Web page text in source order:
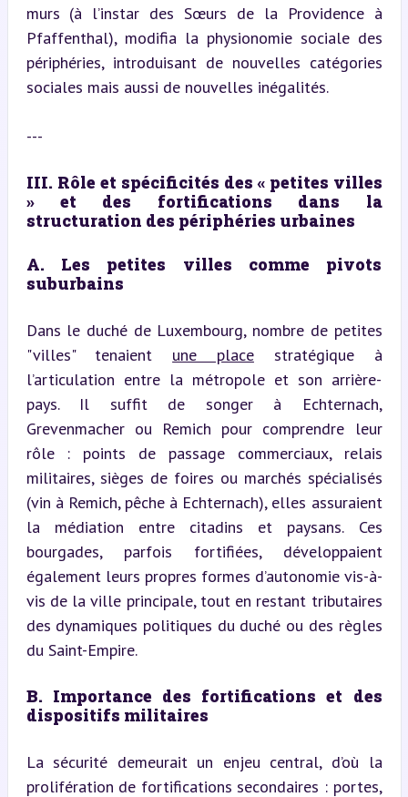
murs (à l’instar des Sœurs de la Providence à
Pfaffenthal), modifia la physionomie sociale des
périphéries, introduisant de nouvelles catégories
sociales mais aussi de nouvelles inégalités.
---
III. Rôle et spécificités des « petites villes
» et des fortifications dans la
structuration des périphéries urbaines
A. Les petites villes comme pivots
suburbains
Dans le duché de Luxembourg, nombre de petites
"villes" tenaient une place stratégique à
l’articulation entre la métropole et son arrière-
pays. Il suffit de songer à Echternach,
Grevenmacher ou Remich pour comprendre leur
rôle : points de passage commerciaux, relais
militaires, sièges de foires ou marchés spécialisés
(vin à Remich, pêche à Echternach), elles assuraient
la médiation entre citadins et paysans. Ces
bourgades, parfois fortifiées, développaient
également leurs propres formes d’autonomie vis-à-
vis de la ville principale, tout en restant tributaires
des dynamiques politiques du duché ou des règles
du Saint-Empire.
B. Importance des fortifications et des
dispositifs militaires
La sécurité demeurait un enjeu central, d’où la
prolifération de fortifications secondaires : portes,